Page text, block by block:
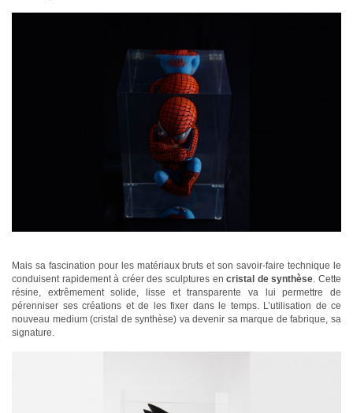
Mais sa fascination pour les matériaux bruts et son savoir-faire technique le
conduisent rapidement à créer des sculptures encristal de synthèse . Cette
résine, extrêmement solide, lisse et transparente va lui permettre de
pérenniser ses créations et de les fixer dans le temps. L’utilisation de ce
nouveau medium (cristal de synthèse) va devenir sa marque de fabrique, sa
signature.